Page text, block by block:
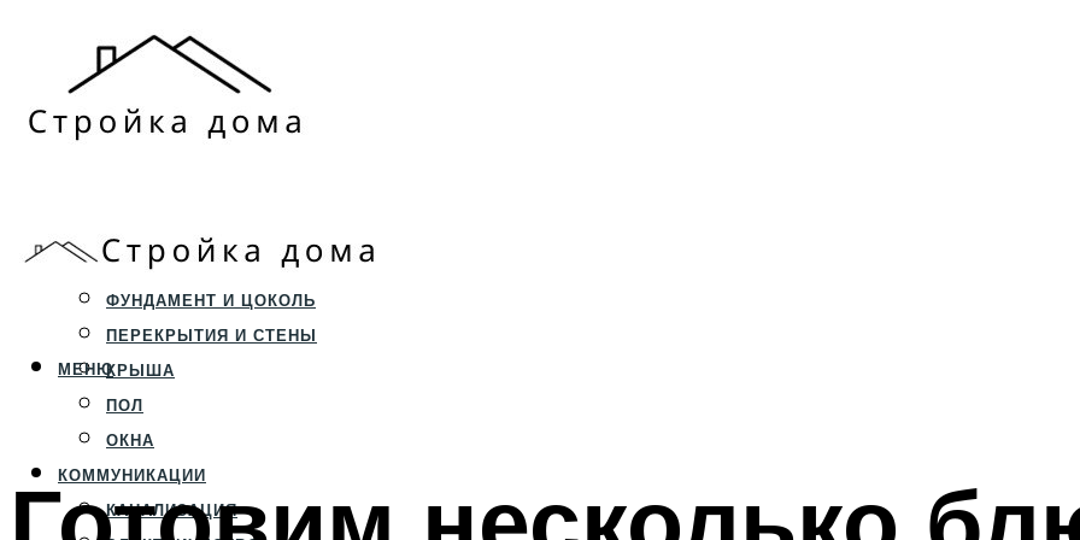
СТРОИТЕЛЬСТВО
ФУНДАМЕНТ И ЦОКОЛЬ
ПЕРЕКРЫТИЯ И СТЕНЫ
КРЫША
ПОЛ
ОКНА
КОММУНИКАЦИИ
КАНАЛИЗАЦИЯ
МЕНЮ